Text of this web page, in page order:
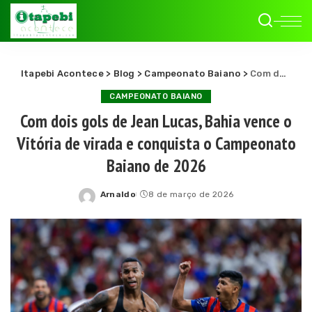
Itapebi Acontece> Blog > Campeonato Baiano > Com dois gols de Jean Lucas, Bahia vence o Vitória de virada e conquista o Campeonato Baiano de 2026
CAMPEONATO BAIANO
Com dois gols de Jean Lucas, Bahia vence o
Vitória de virada e conquista o Campeonato
Baiano de 2026
Posted
Arnaldo 8 de março de 2026